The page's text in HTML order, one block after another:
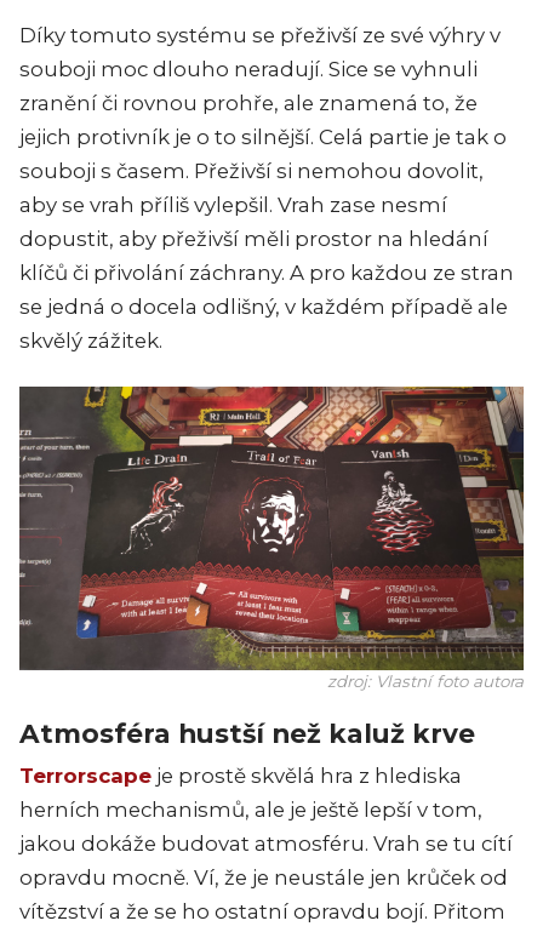
Díky tomuto systému se přeživší ze své výhry v
souboji moc dlouho neradují. Sice se vyhnuli
zranění či rovnou prohře, ale znamená to, že
jejich protivník je o to silnější. Celá partie je tak o
souboji s časem. Přeživší si nemohou dovolit,
aby se vrah příliš vylepšil. Vrah zase nesmí
dopustit, aby přeživší měli prostor na hledání
klíčů či přivolání záchrany. A pro každou ze stran
se jedná o docela odlišný, v každém případě ale
skvělý zážitek.
zdroj: Vlastní foto autora
Atmosféra hustší než kaluž krve
Terrorscape je prostě skvělá hra z hlediska
herních mechanismů, ale je ještě lepší v tom,
jakou dokáže budovat atmosféru. Vrah se tu cítí
opravdu mocně. Ví, že je neustále jen krůček od
vítězství a že se ho ostatní opravdu bojí. Přitom